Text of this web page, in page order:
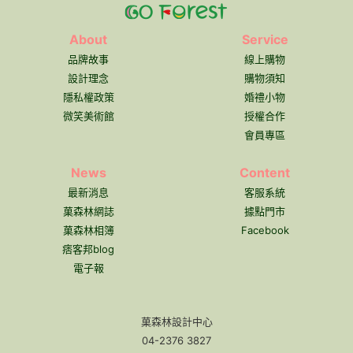
About
品牌故事
設計理念
隱私權政策
微笑美術館
Service
線上購物
購物須知
婚禮小物
授權合作
會員專區
News
最新消息
菓森林網誌
菓森林相簿
痞客邦blog
電子報
Content
客服系統
據點門市
Facebook
菓森林設計中心
04-2376 3827